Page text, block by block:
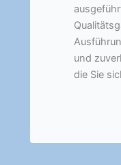
und
die Sie